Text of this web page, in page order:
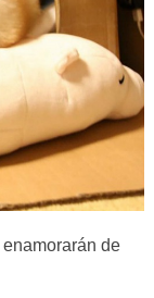
de